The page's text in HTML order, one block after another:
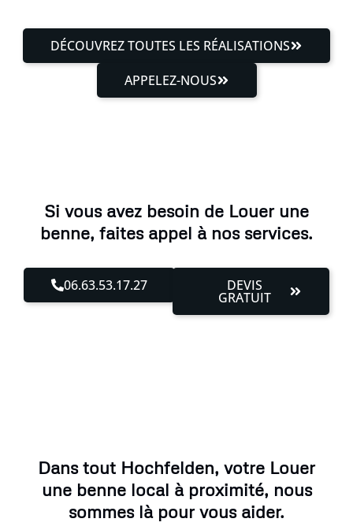
DÉCOUVREZ TOUTES LES RÉALISATIONS
APPELEZ-NOUS
Si vous avez besoin de Louer une
benne, faites appel à nos services.
06.63.53.17.27 DEVIS
GRATUIT
Dans tout Hochfelden, votre Louer
une benne local à proximité, nous
sommes là pour vous aider.